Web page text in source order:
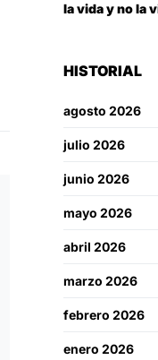
la vida y no la
HISTORIAL
agosto 2026
julio 2026
junio 2026
mayo 2026
abril 2026
marzo 2026
febrero 2026
enero 2026